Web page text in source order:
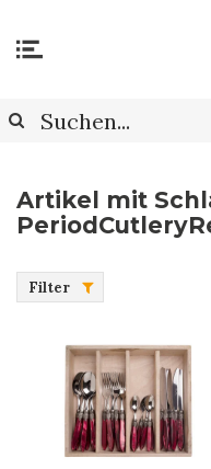
Artikel mit
Filter